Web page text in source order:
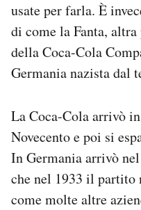
Notifiche mobile
Regala il Post
Esci
usate per farla. È
di come la Fanta,
della Coca-Cola
Germania nazista dal
La Coca-Cola arrivò
Novecento e poi si
In Germania arrivò
che nel 1933 il partito
come molte altre